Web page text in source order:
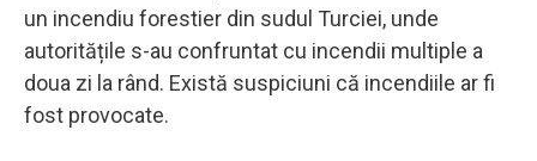
un incendiu forestier din sudul Turciei, unde
autoritățile s-au confruntat cu incendii multiple a
doua zi la rând. Există suspiciuni că incendiile ar fi
fost provocate.